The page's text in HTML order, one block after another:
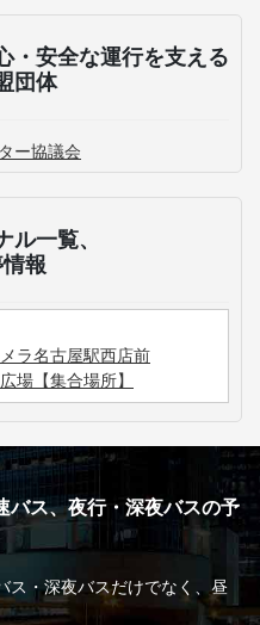
・安全な運行を支える
団体
ー協議会
ル一覧、
報
ラ名古屋駅西店前
場【集合場所】
バス、夜行・深夜バスの予
ス・深夜バスだけでなく、昼